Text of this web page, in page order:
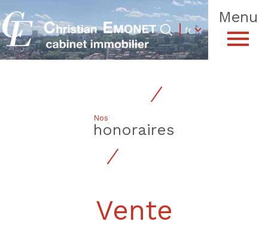
Menu
Langue
fr
Accueil 0 Langue
fr
Nos
honoraires
Vente